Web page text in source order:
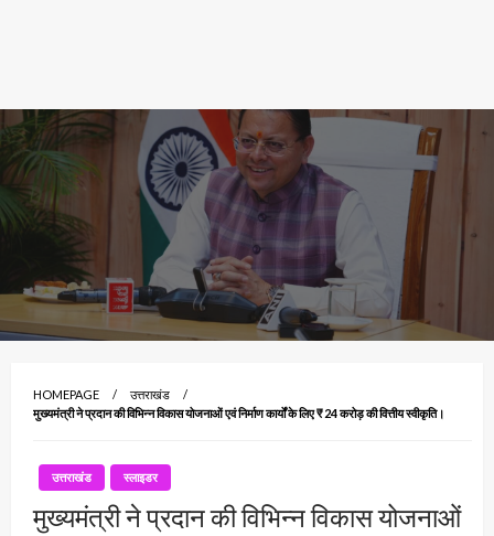
HOMEPAGE
उत्तराखंड
मुख्यमंत्री ने प्रदान की विभिन्न विकास योजनाओं एवं निर्माण कार्यों के लिए ₹ 24 करोड़ की वित्तीय स्वीकृति।
उत्तराखंड स्लाइडर
मुख्यमंत्री ने प्रदान की विभिन्न विकास योजनाओं